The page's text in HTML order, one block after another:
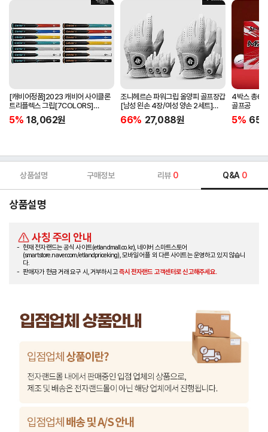
[캐비어정품]2023 캐비어 사이클론
트리플렉스 그립[7COLORS]
[라운드][39g/42g/46g/50g]
[R/S 토크]
5% 18,062원
조니헤르슨 파워그립 올양피 골프장갑
[남성 왼손 4장/여성 양손 2세트]
[화이트][케이스포함]
66% 27,088원
4박스 총60
골프공
5%
상품설명 구매정보 리뷰 0 Q&A 0
상품설명
사칭 주의 안내
현재 전자랜드는 공식 사이트(etlandmall.co.kr), 네이버 스마트스토어
(smartstore.naver.com/etlandpriceking), 모바일 어플 외 다른 사이트는 운영하고 있지 않습니
다.
판매자가 현금 거래 요구 시, 거부하시고즉시 전자랜드 고객센터로 신고해주세요.